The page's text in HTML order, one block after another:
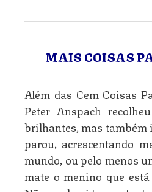
MAIS COISAS
Além das Cem Coisas
Peter Anspach
brilhantes, mas também
parou, acrescentando
mundo, ou pelo menos
mate o menino que